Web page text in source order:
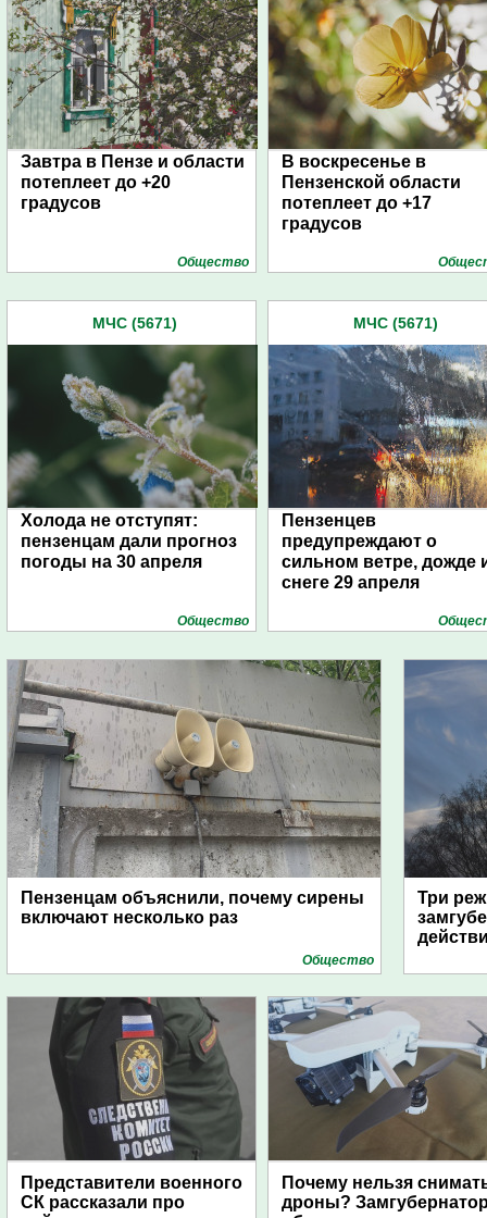
Завтра в Пензе и области
потеплеет до +20
градусов
Общество
В воскресенье в
Пензенской области
потеплеет до +17
градусов
МЧС (5671)
Холода не отступят:
пензенцам дали прогноз
погоды на 30 апреля
Общество
МЧС (5671)
Пензенцев
предупреждают о
сильном ветре, дожде
снеге 29 апреля
Пензенцам объяснили, почему сирены
включают несколько раз
Общество
Три
Представители военного
СК рассказали про
Почему нельзя
дроны?